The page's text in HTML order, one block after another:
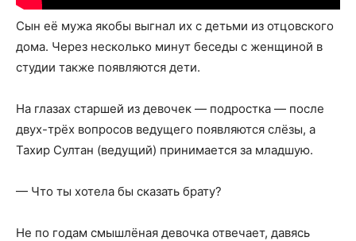
Сын её мужа якобы выгнал их с детьми из отцовского
дома. Через несколько минут беседы с женщиной в
студии также появляются дети.
На глазах старшей из девочек — подростка — после
двух-трёх вопросов ведущего появляются слёзы, а
Тахир Султан (ведущий) принимается за младшую.
— Что ты хотела бы сказать брату?
Не по годам смышлёная девочка отвечает, давясь